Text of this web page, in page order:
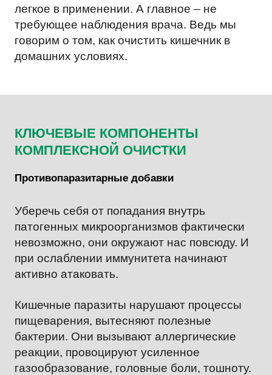
легкое в применении. А главное – не
требующее наблюдения врача. Ведь мы
говорим о том, как очистить кишечник в
домашних условиях.
КЛЮЧЕВЫЕ КОМПОНЕНТЫ
КОМПЛЕКСНОЙ ОЧИСТКИ
Противопаразитарные добавки
Уберечь себя от попадания внутрь
патогенных микроорганизмов фактически
невозможно, они окружают нас повсюду. И
при ослаблении иммунитета начинают
активно атаковать.
Кишечные паразиты нарушают процессы
пищеварения, вытесняют полезные
бактерии. Они вызывают аллергические
реакции, провоцируют усиленное
газообразование, головные боли, тошноту.